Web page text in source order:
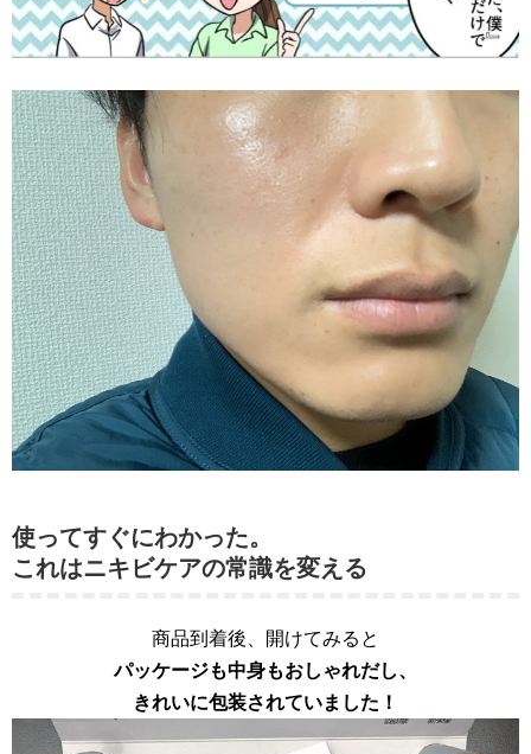
使ってすぐにわかった。
これはニキビケアの常識を変える
商品到着後、開けてみると
パッケージも中身もおしゃれだし、
きれいに包装されていました！